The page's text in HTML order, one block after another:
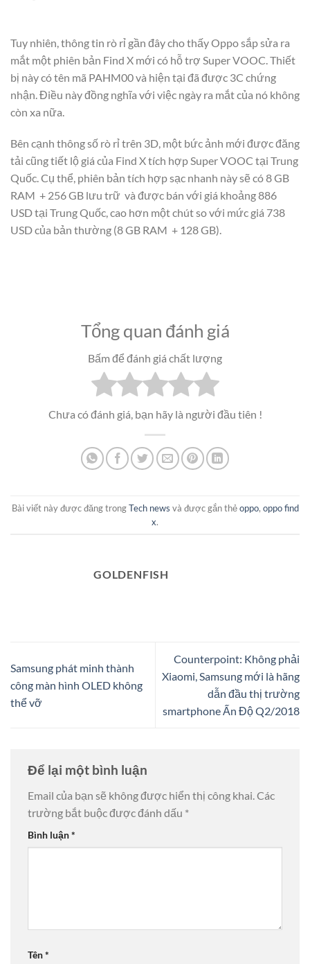
Tuy nhiên, thông tin rò rỉ gần đây cho thấy Oppo sắp sửa ra
mắt một phiên bản Find X mới có hỗ trợ Super VOOC. Thiết
bị này có tên mã PAHM00 và hiện tại đã được 3C chứng
nhận. Điều này đồng nghĩa với việc ngày ra mắt của nó không
còn xa nữa.
Bên cạnh thông số rò rỉ trên 3D, một bức ảnh mới được đăng
tải cũng tiết lộ giá của Find X tích hợp Super VOOC tại Trung
Quốc. Cụ thể, phiên bản tích hợp sạc nhanh này sẽ có 8 GB
RAM + 256 GB lưu trữ và được bán với giá khoảng 886
USD tại Trung Quốc, cao hơn một chút so với mức giá 738
USD của bản thường (8 GB RAM + 128 GB).
Tổng quan đánh giá
Bấm để đánh giá chất lượng
Chưa có đánh giá, bạn hãy là người đầu tiên !
Bài viết này được đăng trongTech news và được gắn thẻoppo, oppo find
x.
GOLDENFISH
Samsung phát minh thành
công màn hình OLED không
thể vỡ
Counterpoint: Không phải
Xiaomi, Samsung mới là hãng
dẫn đầu thị trường
smartphone Ấn Độ Q2/2018
Để lại một bình luận
Email của bạn sẽ không được hiển thị công khai.Các
trường bắt buộc được đánh dấu *
Bình luận*
Tên*